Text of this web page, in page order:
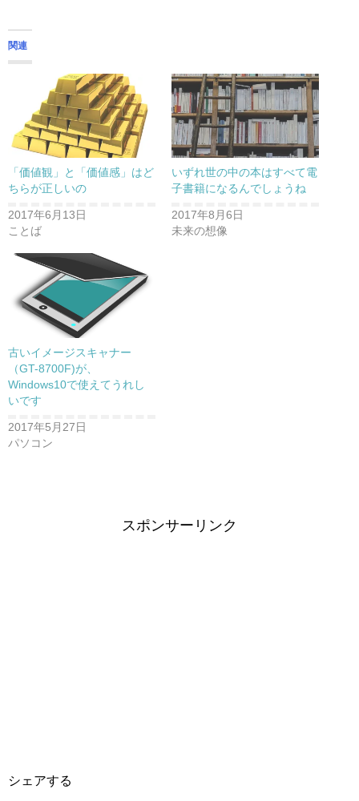
関連
「価値観」と「価値感」はど
ちらが正しいの
2017年6月13日
ことば
いずれ世の中の本はすべて電
子書籍になるんでしょうね
2017年8月6日
未来の想像
古いイメージスキャナー
（GT-8700F)が、
Windows10で使えてうれし
いです
2017年5月27日
パソコン
スポンサーリンク
シェアする